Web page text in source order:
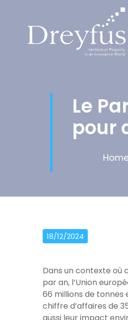
Le
pour
18/12/2024
Dans un contexte où
par an, l’Union
66 millions de tonnes
chiffre d’affaires de